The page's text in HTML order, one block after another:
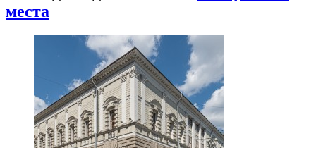
места